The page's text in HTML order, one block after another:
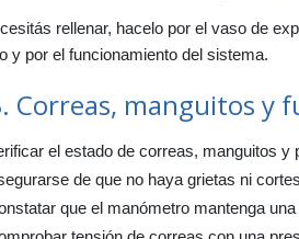
rellenar, hacelo por el vaso de
y por el funcionamiento del sistema.
Correas, manguitos y
el estado de correas, manguitos
de que no haya grietas ni
que el manómetro mantenga